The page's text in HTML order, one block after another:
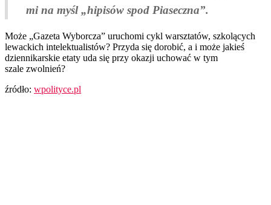
mi na myśl „hipisów spod Piaseczna”.
Może „Gazeta Wyborcza” uruchomi cykl warsztatów, szkolących
lewackich intelektualistów? Przyda się dorobić, a i może jakieś
dziennikarskie etaty uda się przy okazji uchować w tym
szale zwolnień?
źródło: wpolityce.pl